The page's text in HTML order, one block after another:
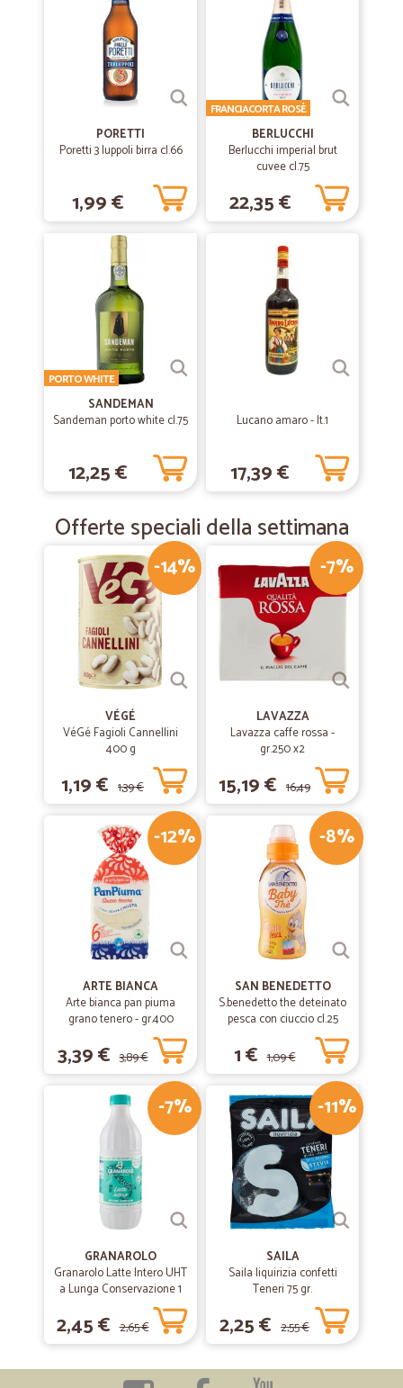
—Anna S.
eccezionale esperienza
eccezionale esperienza
—Fabio C.
ottimi e precisi.anche i corrieri…
ottimi e precisi. Anche i corrieri rispettano le normative anti covid con
guanti mask e distanze
—
Precisi e affidabili consegne come da…
Precisi e affidabili consegne come da ordine
28/08/2019
—Anna lisa N.
Ottimo in tutto
Ottimo in tutto
14/07/2019
Angelo C.
Completamente soddisfatto, Grazie
PORETTI
Poretti 3 luppoli birra cl.66
1,99 €
BERLUCCHI
Berlucchi imperial brut
cuvee cl.75
FRANCIACORTA ROSÈ
22,35 €
SANDEMAN
Sandeman porto white cl.75
PORTO WHITE
12,25 €
Lucano amaro - lt.1
17,39 €
Offerte speciali della settimana
-14%
VÉGÉ
VéGé Fagioli Cannellini
400 g
1,19 € 1,39 €
-7%
LAVAZZA
Lavazza caffe rossa -
gr.250 x2
15,19 € 16,49
€
-12%
ARTE BIANCA
Arte bianca pan piuma
grano tenero - gr.400
3,39 € 3,89 €
-8%
SAN BENEDETTO
S.benedetto the deteinato
pesca con ciuccio cl.25
1 € 1,09 €
-7%
GRANAROLO
Granarolo Latte Intero UHT
a Lunga Conservazione 1
2,45 € 2,65 €
-11%
SAILA
Saila liquirizia confetti
Teneri 75 gr.
2,25 € 2,55 €